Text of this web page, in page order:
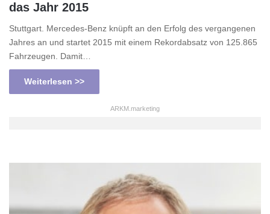
das Jahr 2015
Stuttgart. Mercedes-Benz knüpft an den Erfolg des vergangenen
Jahres an und startet 2015 mit einem Rekordabsatz von 125.865
Fahrzeugen. Damit…
Weiterlesen >>
ARKM.marketing